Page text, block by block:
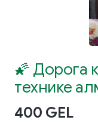
🌠 Дорога
технике
400 GEL